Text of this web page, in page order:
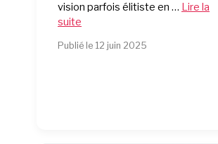
vision parfois élitiste en … Lire la
suite
Publié le 12 juin 2025